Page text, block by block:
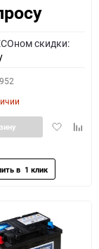
скидки:
Добавить